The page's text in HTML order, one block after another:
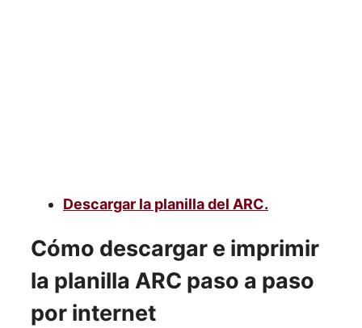
Descargar la planilla del ARC.
Cómo descargar e imprimir
la planilla ARC paso a paso
por internet